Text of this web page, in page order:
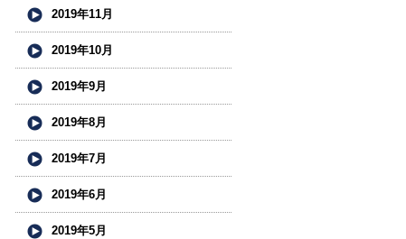
2019年11月
2019年10月
2019年9月
2019年8月
2019年7月
2019年6月
2019年5月